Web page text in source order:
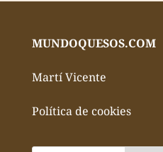
MUNDOQUESOS.COM
Martí Vicente
Política de cookies